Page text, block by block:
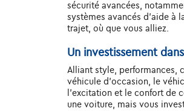
sécurité avancées,
systèmes avancés d'aide à
trajet, où que vous alliez.
Un investissement
Alliant style, performances,
véhicule d'occasion, le
l'excitation et le confort de
une voiture, mais vous